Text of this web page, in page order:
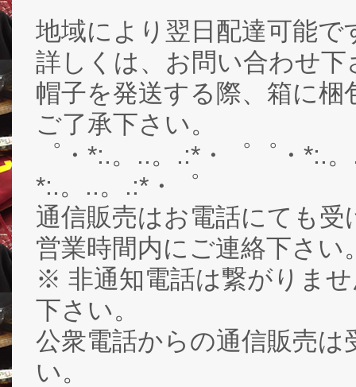
地域により翌日配達可能で
詳しくは、お問い合わせ下
帽子を発送する際、箱に
ご了承下さい。
゜・*:.。..。.:*・゜゜・*:.
*:.。..。.:*・゜
通信販売はお電話にても
営業時間内にご連絡下さい
※ 非通知電話は繋がりま
下さい。
公衆電話からの通信販売
い。